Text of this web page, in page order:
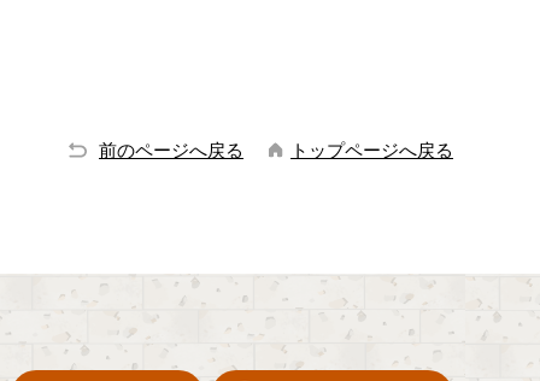
前のページへ戻る トップページへ戻る